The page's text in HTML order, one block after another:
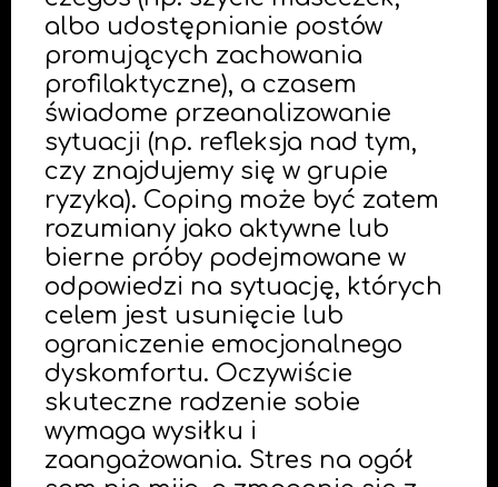
albo udostępnianie postów
promujących zachowania
profilaktyczne), a czasem
świadome przeanalizowanie
sytuacji (np. refleksja nad tym,
czy znajdujemy się w grupie
ryzyka). Coping może być zatem
rozumiany jako aktywne lub
bierne próby podejmowane w
odpowiedzi na sytuację, których
celem jest usunięcie lub
ograniczenie emocjonalnego
dyskomfortu. Oczywiście
skuteczne radzenie sobie
wymaga wysiłku i
zaangażowania. Stres na ogół